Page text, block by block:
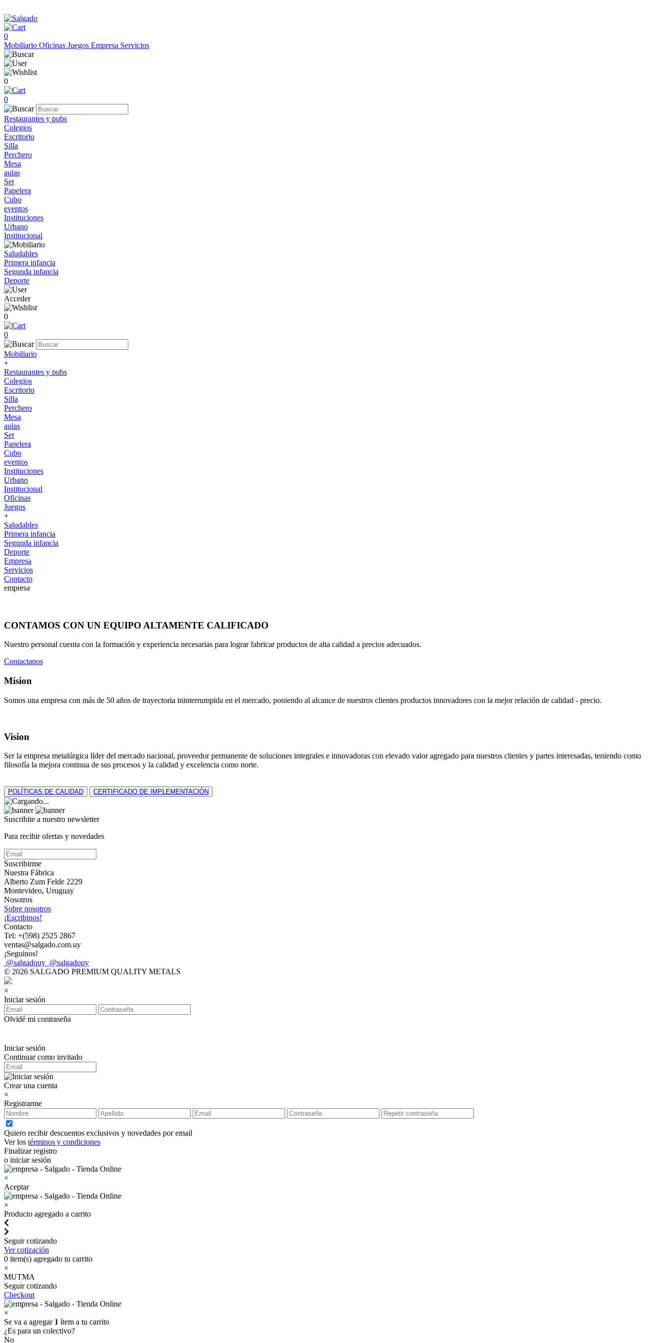
0
Mobiliario Oficinas Juegos Empresa Servicios
0
0
Restaurantes y pubs
Colegios
Escritorio
Silla
Perchero
Mesa
aulas
Set
Papelera
Cubo
eventos
Instituciones
Urbano
Institucional
Saludables
Primera infancia
Segunda infancia
Deporte
Acceder
0
0
Mobiliario
+
Restaurantes y pubs
Colegios
Escritorio
Silla
Perchero
Mesa
aulas
Set
Papelera
Cubo
eventos
Instituciones
Urbano
Institucional
Oficinas
Juegos
+
Saludables
Primera infancia
Segunda infancia
Deporte
Empresa
Servicios
Contacto
empresa
CONTAMOS CON UN EQUIPO ALTAMENTE CALIFICADO
Nuestro personal cuenta con la formación y experiencia necesarias para lograr fabricar productos de alta calidad a precios adecuados.
Contactanos
Mision
Somos una empresa con más de 50 años de trayectoria ininterrumpida en el mercado, poniendo al alcance de nuestros clientes productos innovadores con la mejor relación de calidad - precio.
Vision
Ser la empresa metalúrgica líder del mercado nacional, proveedor permanente de soluciones integrales e innovadoras con elevado valor agregado para nuestros clientes y partes interesadas, teniendo como
filosofía la mejora continua de sus procesos y la calidad y excelencia como norte.
POLÍTICAS DE CALIDAD CERTIFICADO DE IMPLEMENTACIÓN
Suscribite a nuestro newsletter
Para recibir ofertas y novedades
Suscribirme
Nuestra Fábrica
Alberto Zum Felde 2229
Montevideo, Uruguay
Nosotros
Sobre nosotros
¡Escribinos!
Contacto
Tel: +(598) 2525 2867
ventas@salgado.com.uy
¡Seguinos!
@salgadouy @salgadouy
© 2026 SALGADO PREMIUM QUALITY METALS
×
Iniciar sesión
Olvidé mi contraseña
Iniciar sesión
Continuar como invitado
Crear una cuenta
×
Registrarme
Quiero recibir descuentos exclusivos y novedades por email
Ver los términos y condiciones
Finalizar registro
o iniciar sesión
×
Aceptar
×
Producto agregado a carrito
Seguir cotizando
Ver cotización
0 item(s) agregado tu carrito
×
MUTMA
Seguir cotizando
Checkout
×
Se va a agregar 1 ítem a tu carrito
¿Es para un colectivo?
No